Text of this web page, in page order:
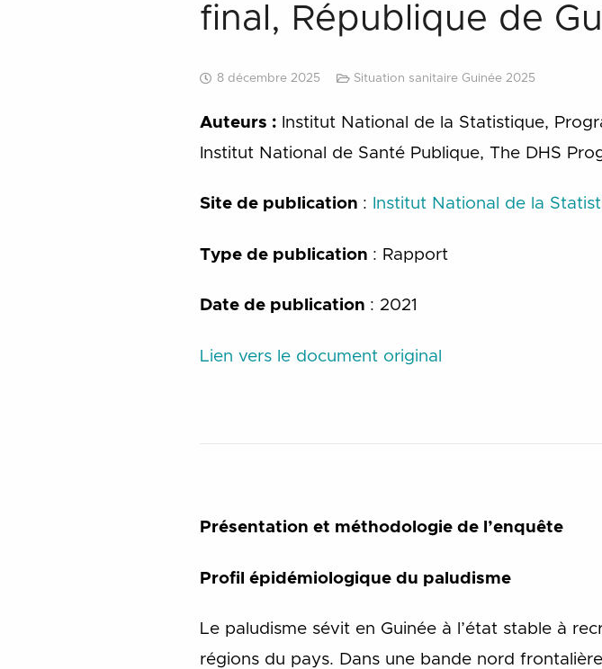
final, République de
8 décembre 2025 Situation sanitaire Guinée 2025
Auteurs : Institut National de la Statistique,
Institut National de Santé Publique, The DHS
Site de publication : Institut National de la
Type de publication : Rapport
Date de publication : 2021
Lien vers le document original
Présentation et méthodologie de l’enquête
Profil épidémiologique du paludisme
Le paludisme sévit en Guinée à l’état stable à
régions du pays. Dans une bande nord